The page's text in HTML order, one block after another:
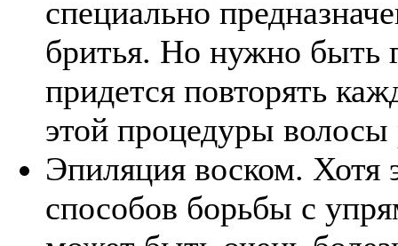
специально
бритья. Но нужно быть
придется повторять
этой процедуры волосы
Эпиляция воском. Хотя
способов борьбы с